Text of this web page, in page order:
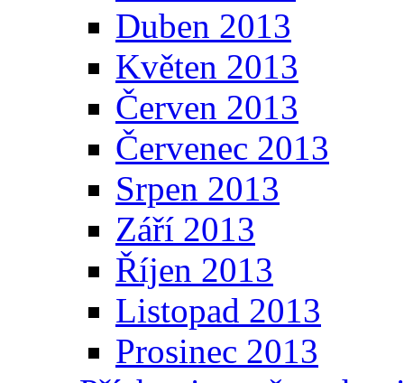
Duben 2013
Květen 2013
Červen 2013
Červenec 2013
Srpen 2013
Září 2013
Říjen 2013
Listopad 2013
Prosinec 2013